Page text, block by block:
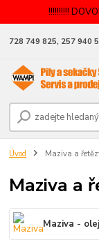
!!!!!!!!!!
728 749 825, 257 940
Úvod Maziva a
Maziva a
Maziva -